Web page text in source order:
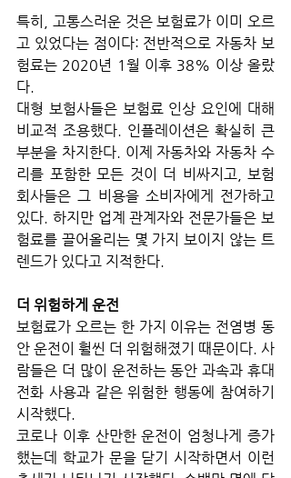
특히, 고통스러운 것은 보험료가 이미 오르
고 있었다는 점이다: 전반적으로 자동차 보
험료는 2020년 1월 이후 38% 이상 올랐
다.
대형 보험사들은 보험료 인상 요인에 대해
비교적 조용했다. 인플레이션은 확실히 큰
부분을 차지한다. 이제 자동차와 자동차 수
리를 포함한 모든 것이 더 비싸지고, 보험
회사들은 그 비용을 소비자에게 전가하고
있다. 하지만 업계 관계자와 전문가들은 보
험료를 끌어올리는 몇 가지 보이지 않는 트
렌드가 있다고 지적한다.
더 위험하게 운전
보험료가 오르는 한 가지 이유는 전염병 동
안 운전이 훨씬 더 위험해졌기 때문이다. 사
람들은 더 많이 운전하는 동안 과속과 휴대
전화 사용과 같은 위험한 행동에 참여하기
시작했다.
코로나 이후 산만한 운전이 엄청나게 증가
했는데 학교가 문을 닫기 시작하면서 이런